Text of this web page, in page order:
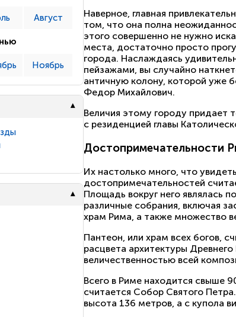
Август
Ноябрь
Наверное, главная
том, что она полна
этого совершенно не нужно
места, достаточно просто
города. Наслаждаясь
пейзажами, вы случайно
античную колону, которой уже
Федор Михайлович.
Величия этому городу придает
с резиденцией главы
Достопримечательности
Их настолько много, что
достопримечательностей
Площадь вокруг него являлась
различные собрания, включая
храм Рима, а также множество
Пантеон, или храм всех богов,
расцвета архитектуры
величественностью всей
Всего в Риме находится свыше
считается Собор Святого
высота 136 метров, а с купола